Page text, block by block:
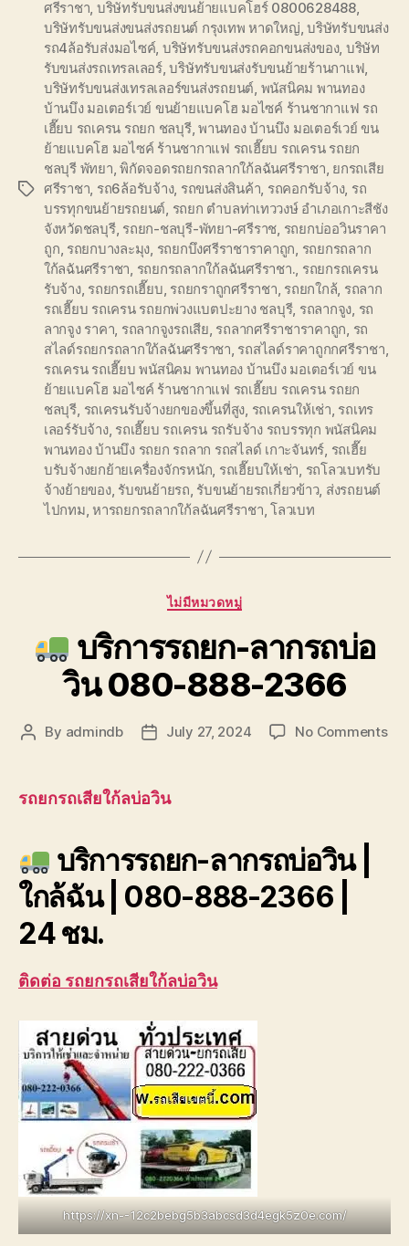
Tags
ศรีราชา, บริษัทรับขนส่งขนย้ายแบคโฮร์ 0800628488,
บริษัทรับขนส่งขนส่งรถยนต์ กรุงเทพ หาดใหญ่,บริษัทรับขนส่ง
รถ4ล้อรับส่งมอไซค์, บริษัทรับขนส่งรถคอกขนส่งของ, บริษัท
รับขนส่งรถเทรลเลอร์,บริษัทรับขนส่งรับขนย้ายร้านกาแฟ,
บริษัทรับขนส่งเทรลเลอร์ขนส่งรถยนต์, พนัสนิคม พานทอง
บ้านบึง มอเตอร์เวย์ ขนย้ายแบคโฮ มอไซค์ ร้านชากาแฟ รถ
เฮี๊ยบ รถเครน รถยก ชลบุรี,พานทอง บ้านบึง มอเตอร์เวย์ ขน
ย้ายแบคโฮ มอไซค์ ร้านชากาแฟ รถเฮี๊ยบ รถเครน รถยก
ชลบุรี พัทยา,พิกัดจอดรถยกรถลากใก้ลฉันศรีราชา, ยกรถเสีย
ศรีราชา, รถ6ล้อรับจ้าง, รถขนส่งสินค้า, รถคอกรับจ้าง, รถ
บรรทุกขนย้ายรถยนต์, รถยก ตำบลท่าเทววงษ์ อำเภอเกาะสีชัง
จังหวัดชลบุรี, รถยก-ชลบุรี-พัทยา-ศรีราช, รถยกบ่ออวินราคา
ถูก, รถยกบางละมุง, รถยกบึงศรีราชาราคาถูก, รถยกรถลาก
ใก้ลฉันศรีราชา, รถยกรถลากใก้ลฉันศรีราชา., รถยกรถเครน
รับจ้าง, รถยกรถเฮี๊ยบ, รถยกราถูกศรีราชา, รถยกใกล้, รถลาก
รถเฮี๊ยบ รถเครน รถยกพ่วงแบตปะยาง ชลบุรี, รถลากจูง, รถ
ลากจูง ราคา, รถลากจูงรถเสีย, รถลากศรีราชาราคาถูก, รถ
สไลด์รถยกรถลากใก้ลฉันศรีราชา, รถสไลด์ราคาถูกกศรีราชา,
รถเครน รถเฮี๊ยบ พนัสนิคม พานทอง บ้านบึง มอเตอร์เวย์ ขน
ย้ายแบคโฮ มอไซค์ ร้านชากาแฟ รถเฮี๊ยบ รถเครน รถยก
ชลบุรี, รถเครนรับจ้างยกของขึ้นที่สูง, รถเครนให้เช่า, รถเทร
เลอร์รับจ้าง, รถเฮี๊ยบ รถเครน รถรับจ้าง รถบรรทุก พนัสนิคม
พานทอง บ้านบึง รถยก รถลาก รถสไลด์ เกาะจันทร์, รถเฮี๊ย
บรับจ้างยกย้ายเครื่องจักรหนัก, รถเฮี๊ยบให้เช่า, รถโลวเบทรับ
จ้างย้ายของ, รับขนย้ายรถ, รับขนย้ายรถเกี่ยวข้าว, ส่งรถยนต์
ไปกทม,หารถยกรถลากใก้ลฉันศรีราชา,โลวเบท
Categories
ไม่มีหมวดหมู่
บริการรถยก-ลากรถบ่อ
วิน 080-888-2366
Post
By admindb
PostJuly 27, 2024 No Commentson
รถยกรถเสียใก้ลบ่อวิน
บริการรถยก-ลากรถบ่อวิน |
ใกล้ฉัน | 080-888-2366 |
24 ชม.
ติดต่อ รถยกรถเสียใก้ลบ่อวิน
https://xn--12c2bebg5b3abcsd3d4egk5z0e.com/